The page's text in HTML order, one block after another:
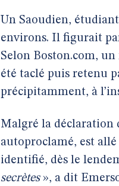
Un Saoudien,
environs. Il figurait
Selon Boston.com, un
été taclé puis retenu
précipitamment, à
Malgré la déclaration
autoproclamé, est allé
identifié, dès le
secrètes», a dit